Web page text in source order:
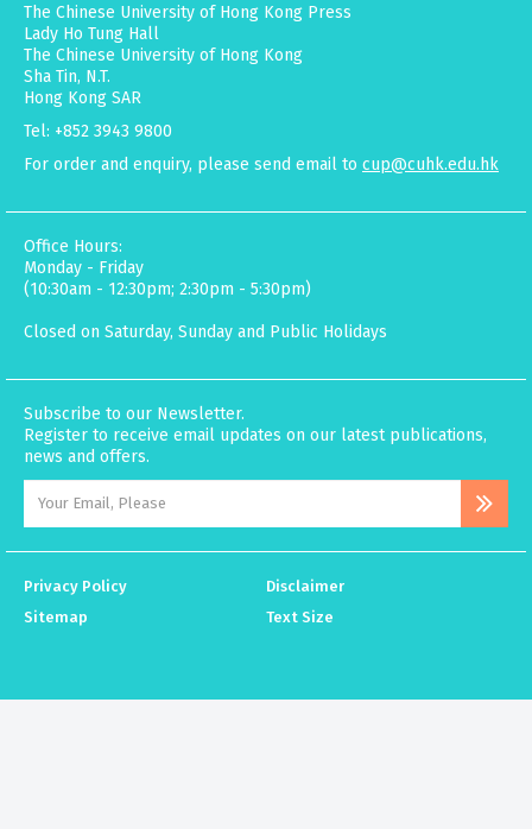
The Chinese University of Hong Kong Press
Lady Ho Tung Hall
The Chinese University of Hong Kong
Sha Tin, N.T.
Hong Kong SAR
Tel: +852 3943 9800
For order and enquiry, please send email to cup@cuhk.edu.hk
Office Hours:
Monday - Friday
(10:30am - 12:30pm; 2:30pm - 5:30pm)
Closed on Saturday, Sunday and Public Holidays
Subscribe to our Newsletter.
Register to receive email updates on our latest publications,
news and offers.
Privacy Policy
Disclaimer
Sitemap
Text Size